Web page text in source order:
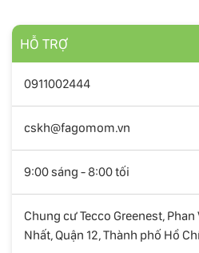
HỖ TRỢ
0911002444
cskh@fagomom.vn
9:00 sáng - 8:00 tối
Chung cư Tecco Greenest, Phan
Nhất, Quận 12, Thành phố Hồ